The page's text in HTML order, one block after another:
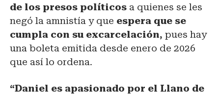
de los presos políticos a quienes se les
negó la amnistía y que espera que se
cumpla con su excarcelación, pues hay
una boleta emitida desde enero de 2026
que así lo ordena.
“Daniel es apasionado por el Llano de